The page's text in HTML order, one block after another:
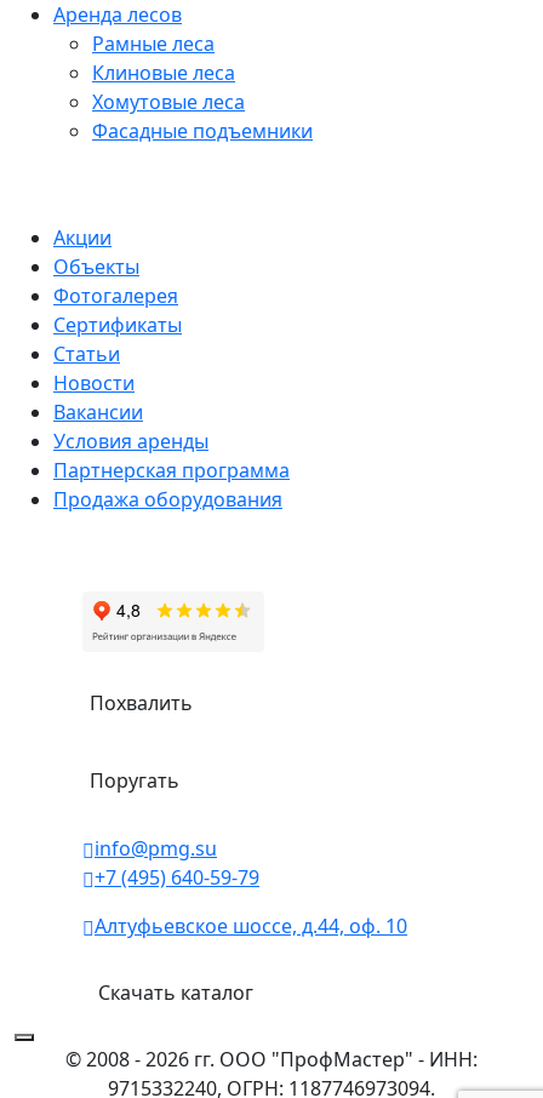
Аренда лесов
Рамные леса
Клиновые леса
Хомутовые леса
Фасадные подъемники
Акции
Объекты
Фотогалерея
Сертификаты
Статьи
Новости
Вакансии
Условия аренды
Партнерская программа
Продажа оборудования
Похвалить
Поругать
info@pmg.su
+7 (495) 640-59-79
Алтуфьевское шоссе, д.44, оф. 10
Скачать каталог
© 2008 - 2026 гг. ООО "ПрофМастер" - ИНН:
9715332240, ОГРН: 1187746973094.